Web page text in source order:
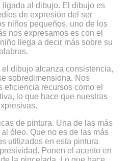
ligada al dibujo. El dibujo es
de expresión del ser
niños pequeños, uno de los
nos expresamos es con el
llega a decir más sobre su
dibujo alcanza consistencia,
sobredimensiona. Nos
eficiencia recursos como el
lo que hace que nuestras
de pintura. Una de las más
óleo. Que no es de las más
utilizados en esta pintura
Ponen el acento en